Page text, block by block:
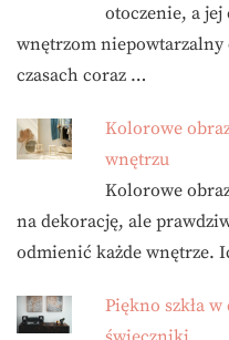
otoczenie, a jej
wnętrzom niepowtarzalny
czasach coraz …
Kolorowe
wnętrzu
Kolorowe
na dekorację, ale
odmienić każde wnętrze.
Piękno szkła